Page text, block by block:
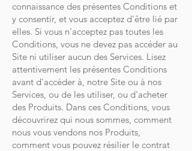
connaissance des présentes Conditions et
y consentir, et vous acceptez d'être lié par
elles. Si vous n'acceptez pas toutes les
Conditions, vous ne devez pas accéder au
Site ni utiliser aucun des Services. Lisez
attentivement les présentes Conditions
avant d'accéder à, notre Site ou à nos
Services, ou de les utiliser, ou d'acheter
des Produits. Dans ces Conditions, vous
découvrirez qui nous sommes, comment
nous vous vendons nos Produits,
comment vous pouvez résilier le contrat